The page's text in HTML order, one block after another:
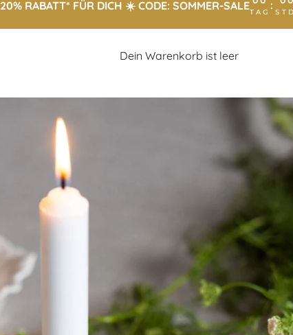
20% RABATT* FÜR DICH ☀️ CODE: SOMMER-SALETAG :
Dein Warenkorb ist leer